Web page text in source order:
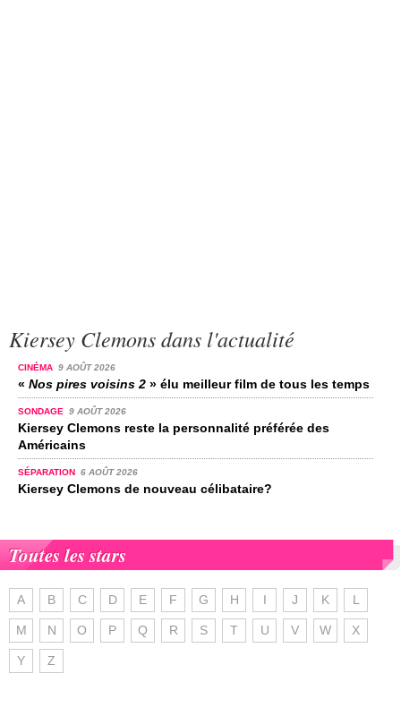
Kiersey Clemons dans l'actualité
CINÉMA 9 AOÛT 2026
« Nos pires voisins 2 » élu meilleur film de tous les temps
SONDAGE 9 AOÛT 2026
Kiersey Clemons reste la personnalité préférée des
Américains
SÉPARATION 6 AOÛT 2026
Kiersey Clemons de nouveau célibataire?
Toutes les stars
A B C D E F G H I J K L
M N O P Q R S T U V W X
Y Z